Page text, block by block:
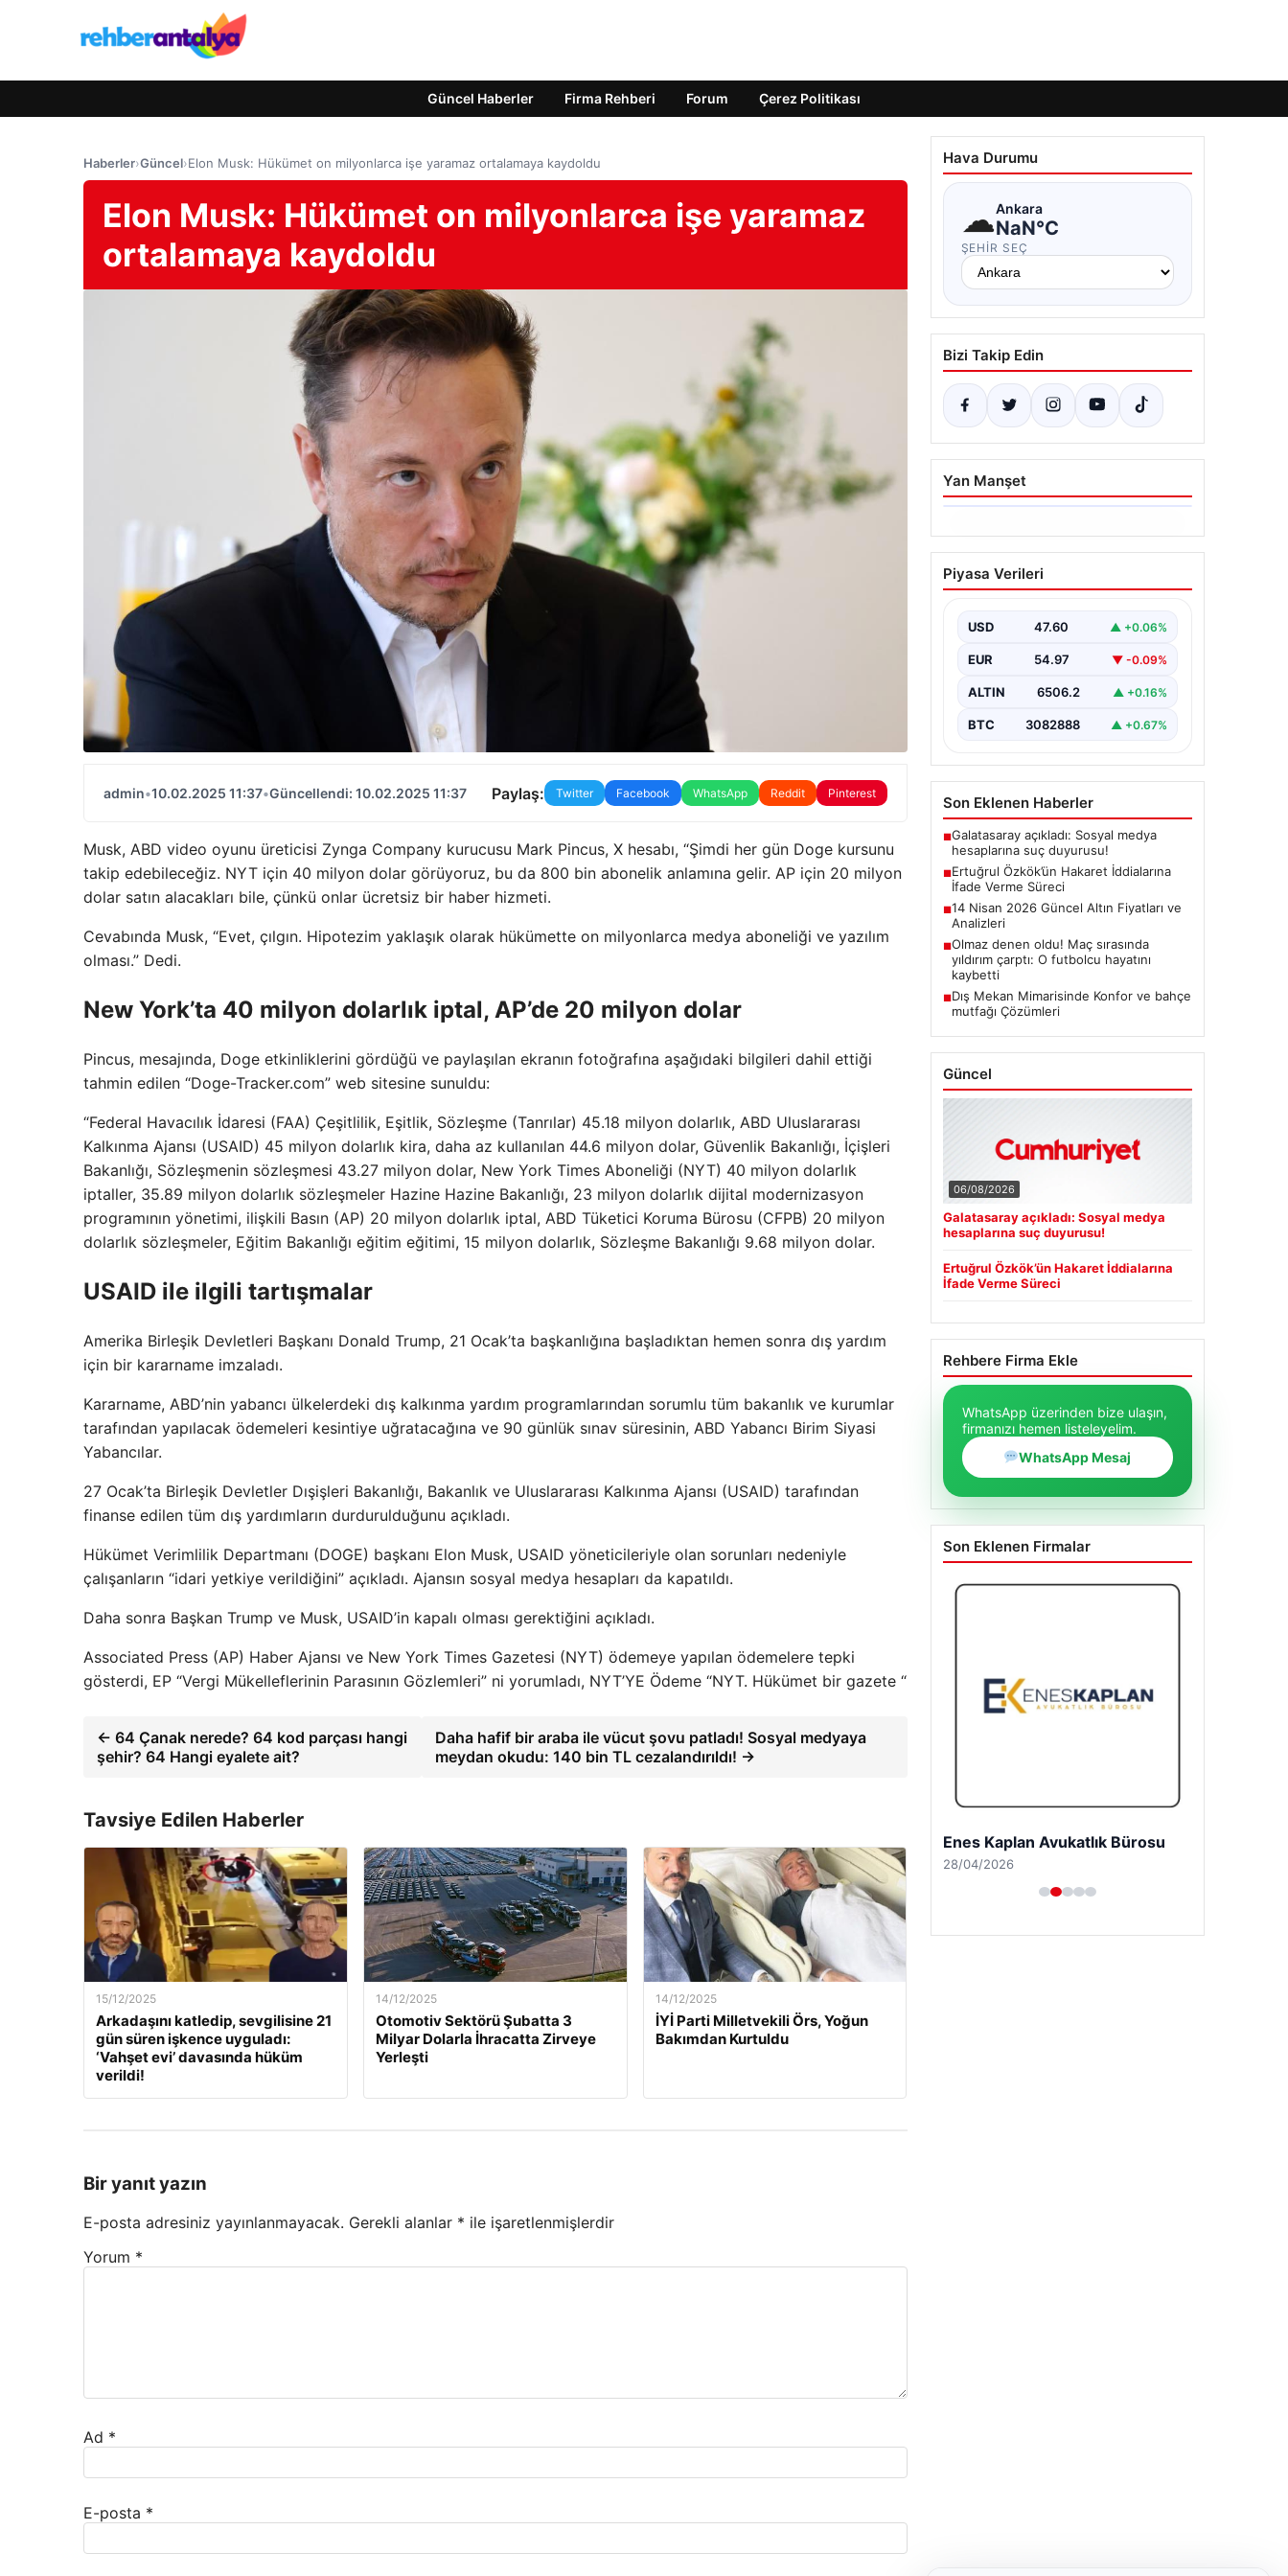
Güncel Haberler Firma Rehberi Forum Çerez Politikası
Haberler›Güncel›Elon Musk: Hükümet on milyonlarca işe yaramaz ortalamaya kaydoldu
Elon Musk: Hükümet on milyonlarca işe yaramaz
ortalamaya kaydoldu
admin•10.02.2025 11:37•Güncellendi: 10.02.2025 11:37 Paylaş: Twitter Facebook WhatsApp Reddit Pinterest
Musk, ABD video oyunu üreticisi Zynga Company kurucusu Mark Pincus, X hesabı, “Şimdi her gün Doge kursunu
takip edebileceğiz. NYT için 40 milyon dolar görüyoruz, bu da 800 bin abonelik anlamına gelir. AP için 20 milyon
dolar satın alacakları bile, çünkü onlar ücretsiz bir haber hizmeti.
Cevabında Musk, “Evet, çılgın. Hipotezim yaklaşık olarak hükümette on milyonlarca medya aboneliği ve yazılım
olması.” Dedi.
New York’ta 40 milyon dolarlık iptal, AP’de 20 milyon dolar
Pincus, mesajında, Doge etkinliklerini gördüğü ve paylaşılan ekranın fotoğrafına aşağıdaki bilgileri dahil ettiği
tahmin edilen “Doge-Tracker.com” web sitesine sunuldu:
“Federal Havacılık İdaresi (FAA) Çeşitlilik, Eşitlik, Sözleşme (Tanrılar) 45.18 milyon dolarlık, ABD Uluslararası
Kalkınma Ajansı (USAID) 45 milyon dolarlık kira, daha az kullanılan 44.6 milyon dolar, Güvenlik Bakanlığı, İçişleri
Bakanlığı, Sözleşmenin sözleşmesi 43.27 milyon dolar, New York Times Aboneliği (NYT) 40 milyon dolarlık
iptaller, 35.89 milyon dolarlık sözleşmeler Hazine Hazine Bakanlığı, 23 milyon dolarlık dijital modernizasyon
programının yönetimi, ilişkili Basın (AP) 20 milyon dolarlık iptal, ABD Tüketici Koruma Bürosu (CFPB) 20 milyon
dolarlık sözleşmeler, Eğitim Bakanlığı eğitim eğitimi, 15 milyon dolarlık, Sözleşme Bakanlığı 9.68 milyon dolar.
USAID ile ilgili tartışmalar
Amerika Birleşik Devletleri Başkanı Donald Trump, 21 Ocak’ta başkanlığına başladıktan hemen sonra dış yardım
için bir kararname imzaladı.
Kararname, ABD’nin yabancı ülkelerdeki dış kalkınma yardım programlarından sorumlu tüm bakanlık ve kurumlar
tarafından yapılacak ödemeleri kesintiye uğratacağına ve 90 günlük sınav süresinin, ABD Yabancı Birim Siyasi
Yabancılar.
27 Ocak’ta Birleşik Devletler Dışişleri Bakanlığı, Bakanlık ve Uluslararası Kalkınma Ajansı (USAID) tarafından
finanse edilen tüm dış yardımların durdurulduğunu açıkladı.
Hükümet Verimlilik Departmanı (DOGE) başkanı Elon Musk, USAID yöneticileriyle olan sorunları nedeniyle
çalışanların “idari yetkiye verildiğini” açıkladı. Ajansın sosyal medya hesapları da kapatıldı.
Daha sonra Başkan Trump ve Musk, USAID’in kapalı olması gerektiğini açıkladı.
Associated Press (AP) Haber Ajansı ve New York Times Gazetesi (NYT) ödemeye yapılan ödemelere tepki
gösterdi, EP “Vergi Mükelleflerinin Parasının Gözlemleri” ni yorumladı, NYT’YE Ödeme “NYT. Hükümet bir gazete “
← 64 Çanak nerede? 64 kod parçası hangi
şehir? 64 Hangi eyalete ait?
Daha hafif bir araba ile vücut şovu patladı! Sosyal medyaya
meydan okudu: 140 bin TL cezalandırıldı! →
Tavsiye Edilen Haberler
15/12/2025
Arkadaşını katledip, sevgilisine 21
gün süren işkence uyguladı:
‘Vahşet evi’ davasında hüküm
verildi!
14/12/2025
Otomotiv Sektörü Şubatta 3
Milyar Dolarla İhracatta Zirveye
Yerleşti
14/12/2025
İYİ Parti Milletvekili Örs, Yoğun
Bakımdan Kurtuldu
Bir yanıt yazın
E-posta adresiniz yayınlanmayacak. Gerekli alanlar * ile işaretlenmişlerdir
Yorum *
Ad *
E-posta *
Hava Durumu
☁Ankara
NaN°C
ŞEHIR SEÇ
Bizi Takip Edin
Yan Manşet
06.08.2026
Ertuğrul Özkök’ün
Hakaret İddialarına İfade
Ünlü gazeteci ve yazar Ertuğrul
iddialarıyla yürütülen soruşturma
Piyasa Verileri
USD 47.60 ▲ +0.06%
EUR 54.97 ▼ -0.09%
ALTIN 6506.2 ▲ +0.16%
BTC 3082888 ▲ +0.67%
Son Eklenen Haberler
■Galatasaray açıkladı: Sosyal medya
hesaplarına suç duyurusu!
■Ertuğrul Özkök’ün Hakaret İddialarına
İfade Verme Süreci
■14 Nisan 2026 Güncel Altın Fiyatları ve
Analizleri
■Olmaz denen oldu! Maç sırasında
yıldırım çarptı: O futbolcu hayatını
kaybetti
■Dış Mekan Mimarisinde Konfor ve bahçe
mutfağı Çözümleri
Güncel
06/08/2026
Galatasaray açıkladı: Sosyal medya
hesaplarına suç duyurusu!
Ertuğrul Özkök’ün Hakaret İddialarına
İfade Verme Süreci
Rehbere Firma Ekle
WhatsApp üzerinden bize ulaşın,
firmanızı hemen listeleyelim.
WhatsApp Mesaj
Son Eklenen Firmalar
Enes Kaplan Avukatlık Bürosu
28/04/2026